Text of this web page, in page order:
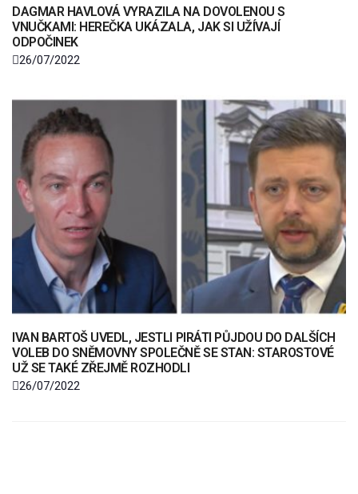
DAGMAR HAVLOVÁ VYRAZILA NA DOVOLENOU S
VNUČKAMI: HEREČKA UKÁZALA, JAK SI UŽÍVAJÍ
ODPOČINEK
26/07/2022
IVAN BARTOŠ UVEDL, JESTLI PIRÁTI PŮJDOU DO DALŠÍCH
VOLEB DO SNĚMOVNY SPOLEČNĚ SE STAN: STAROSTOVÉ
UŽ SE TAKÉ ZŘEJMĚ ROZHODLI
26/07/2022